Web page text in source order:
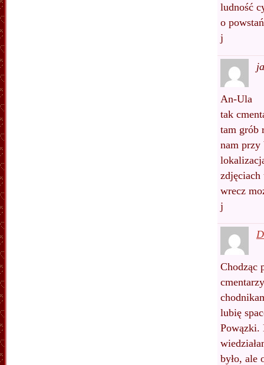
ludność
o
j
An-Ula
tak
tam grób
nam przy
zdjęciach
wrecz
j
Chodząc
lubię
Powązki.
było, ale